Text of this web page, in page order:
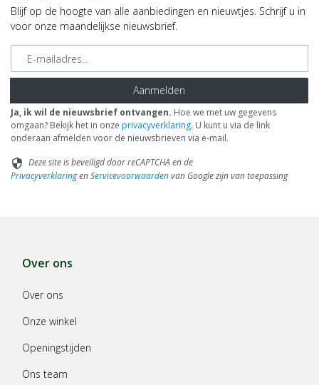
Blijf op de hoogte van alle aanbiedingen en nieuwtjes. Schrijf u in
voor onze maandelijkse nieuwsbrief.
E-mailadres
Aanmelden
Ja, ik wil de nieuwsbrief ontvangen. Hoe we met uw gegevens
omgaan? Bekijk het in onze privacyverklaring. U kunt u via de link
onderaan afmelden voor de nieuwsbrieven via e-mail.
security Deze site is beveiligd door reCAPTCHA en de
PrivacyverklaringenServicevoorwaardenvan Google zijn van toepassing
Over ons
Over ons
Onze winkel
Openingstijden
Ons team